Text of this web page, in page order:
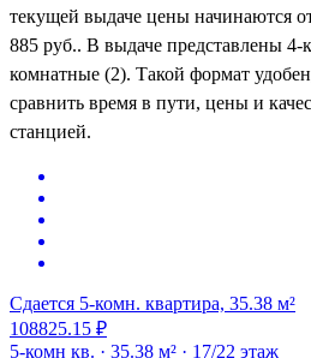
текущей выдаче цены начинаются
885 руб.. В выдаче представлены
комнатные (2). Такой формат
сравнить время в пути, цены и
станцией.
Сдается 5-комн. квартира, 35.38 м²
108825.15 ₽
5-комн кв. · 35.38 м² · 17/22 этаж